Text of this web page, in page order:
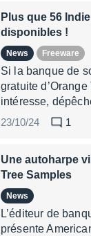
Plus que 56
disponibles !
News Freeware
Si la banque de
gratuite
intéresse,
23/10/24
1
Une autoharpe
Tree Samples
News
L’éditeur de
présente